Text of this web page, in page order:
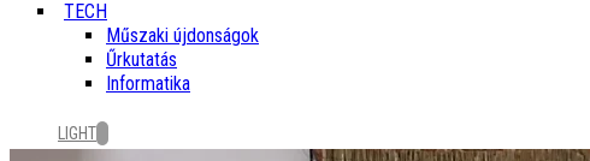
TECH
Műszaki újdonságok
Űrkutatás
Informatika
LIGHT